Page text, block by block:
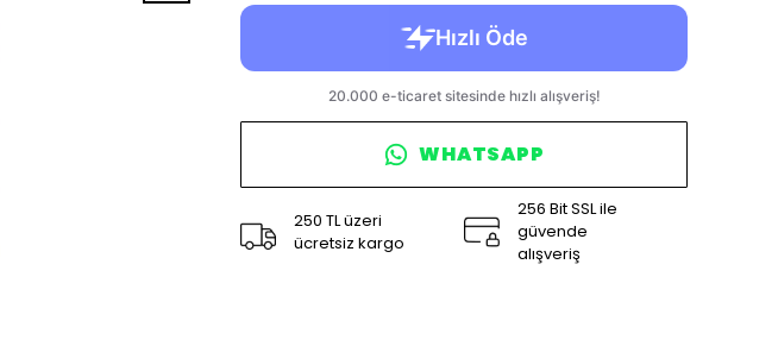
WHATSAPP
250 TL üzeri
ücretsiz kargo
256 Bit SSL ile
güvende
alışveriş